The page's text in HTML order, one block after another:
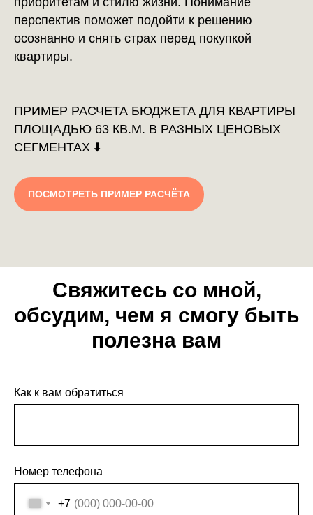
перспектив поможет подойти к решению
осознанно и снять страх перед покупкой
квартиры.
ПРИМЕР РАСЧЕТА БЮДЖЕТА ДЛЯ КВАРТИРЫ
ПЛОЩАДЬЮ 63 КВ.М. В РАЗНЫХ ЦЕНОВЫХ
СЕГМЕНТАХ ⬇️
ПОСМОТРЕТЬ ПРИМЕР РАСЧЁТА
Свяжитесь со мной,
обсудим, чем я смогу быть
полезна вам
Как к вам обратиться
Номер телефона
+7